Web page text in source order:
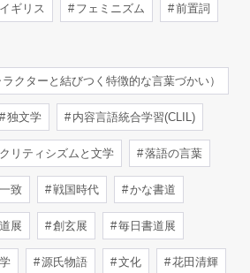
ギリス フェミニズム 前置詞
クターと結びつく特徴的な言葉づかい）
独文学 内容言語統合学習(CLIL)
リティシズムと文学 落語の言葉
致 戦国時代 かな書道
展 創玄展 毎日書道展
源氏物語 文化 花田清輝